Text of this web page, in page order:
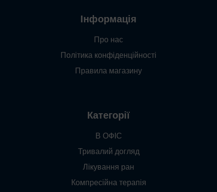
Інформація
Про нас
Політика конфіденційності
Правила магазину
Категорії
В ОФІС
Тривалий догляд
Лікування ран
Компресійна терапія